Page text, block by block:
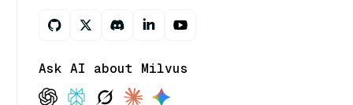
Ask AI about Milvus